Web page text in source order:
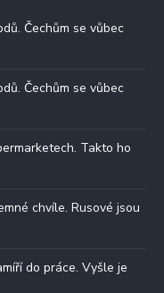
Čechům se vůbec
Čechům se vůbec
Takto ho
chvíle. Rusové jsou
do práce. Vyšle je